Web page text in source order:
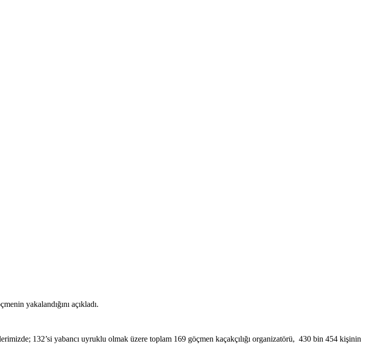
yakalandığını açıkladı.
132’si yabancı uyruklu olmak üzere toplam 169 göçmen kaçakçılığı organizatörü, 430 bin 454 kişinin